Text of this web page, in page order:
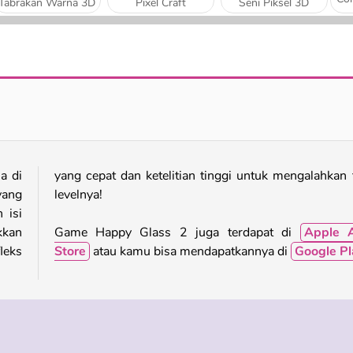
di
isi
levelnya!
Game Happy Glass 2 juga terdapat di
Apple
Store atau kamu bisa mendapatkannya di Google